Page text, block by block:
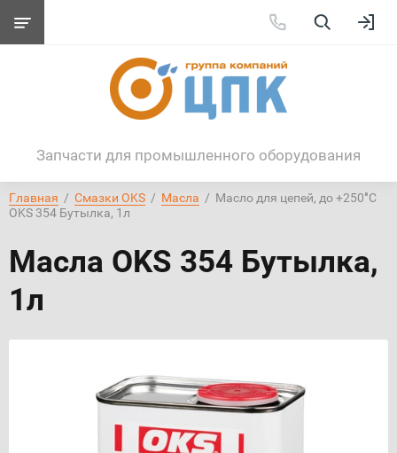
Запчасти для промышленного оборудования
Главная
  /
Смазки OKS
  /
Масла
  /  Масло для цепей, до +250°С
OKS 354 Бутылка, 1л
Масла OKS 354 Бутылка,
1л